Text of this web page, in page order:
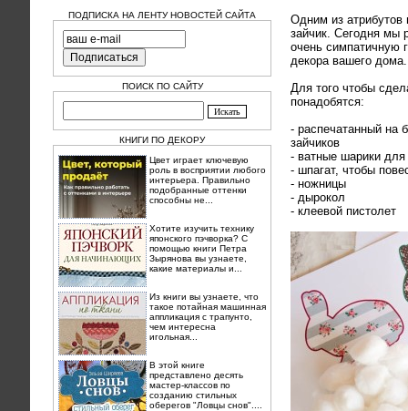
ПОДПИСКА НА ЛЕНТУ НОВОСТЕЙ САЙТА
ПОИСК ПО САЙТУ
КНИГИ ПО ДЕКОРУ
Цвет играет ключевую
роль в восприятии любого
интерьера. Правильно
подобранные оттенки
способны не...
Хотите изучить технику
японского пэчворка? С
помощью книги Петра
Зырянова вы узнаете,
какие материалы и...
Из книги вы узнаете, что
такое потайная машинная
аппликация с трапунто,
чем интересна
игольная...
В этой книге
представлено десять
мастер-классов по
созданию стильных
оберегов "Ловцы снов"....
Одним из атрибутов
зайчик. Сегодня мы
очень симпатичную
декора вашего дома.
Для того чтобы
понадобятся:
- распечатанный на
зайчиков
- ватные шарики для
- шпагат, чтобы
- ножницы
- дырокол
- клеевой пистолет